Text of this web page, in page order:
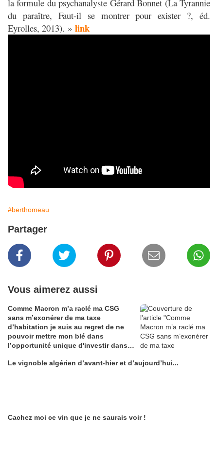
la formule du psychanalyste Gérard Bonnet (La Tyrannie
du paraître, Faut-il se montrer pour exister ?, éd.
Eyrolles, 2013). » link
#berthomeau
Partager
Vous aimerez aussi
Comme Macron m’a raclé ma CSG
sans m’exonérer de ma taxe
d’habitation je suis au regret de ne
pouvoir mettre mon blé dans
l’opportunité unique d'investir dans
Alain Edouard
Le vignoble algérien d’avant-hier et d’aujourd’hui...
Cachez moi ce vin que je ne saurais voir !